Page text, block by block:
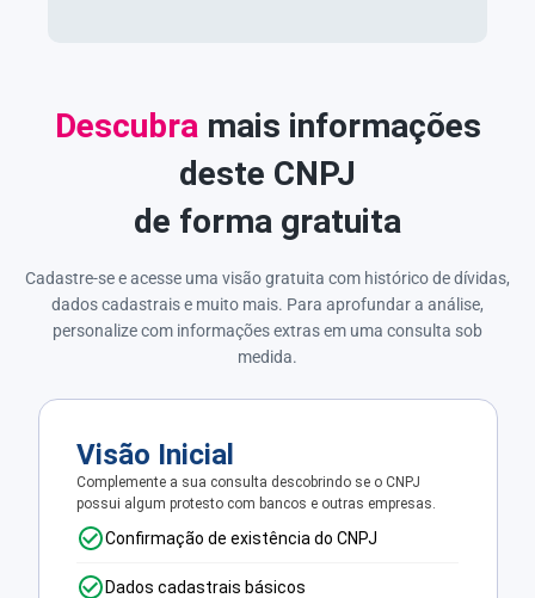
Descubramais informações
deste CNPJ
de forma gratuita
Cadastre-se e acesse uma visão gratuita com histórico de dívidas,
dados cadastrais e muito mais. Para aprofundar a análise,
personalize com informações extras em uma consulta sob
medida.
Visão Inicial
Complemente a sua consulta descobrindo se o CNPJ
possui algum protesto com bancos e outras empresas.
Confirmação de existência do CNPJ
Dados cadastrais básicos